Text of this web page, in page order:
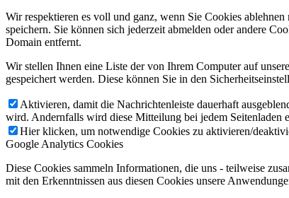
Wir respektieren es voll und ganz, wenn Sie Cookies
speichern. Sie können sich jederzeit abmelden oder andere
Domain entfernt.
Wir stellen Ihnen eine Liste der von Ihrem Computer auf
gespeichert werden. Diese können Sie in den
Aktivieren, damit die Nachrichtenleiste dauerhaft
wird. Andernfalls wird diese Mitteilung bei jedem Seitenladen
Hier klicken, um notwendige Cookies zu aktivieren/
Google Analytics Cookies
Diese Cookies sammeln Informationen, die uns - teilweise
mit den Erkenntnissen aus diesen Cookies unsere